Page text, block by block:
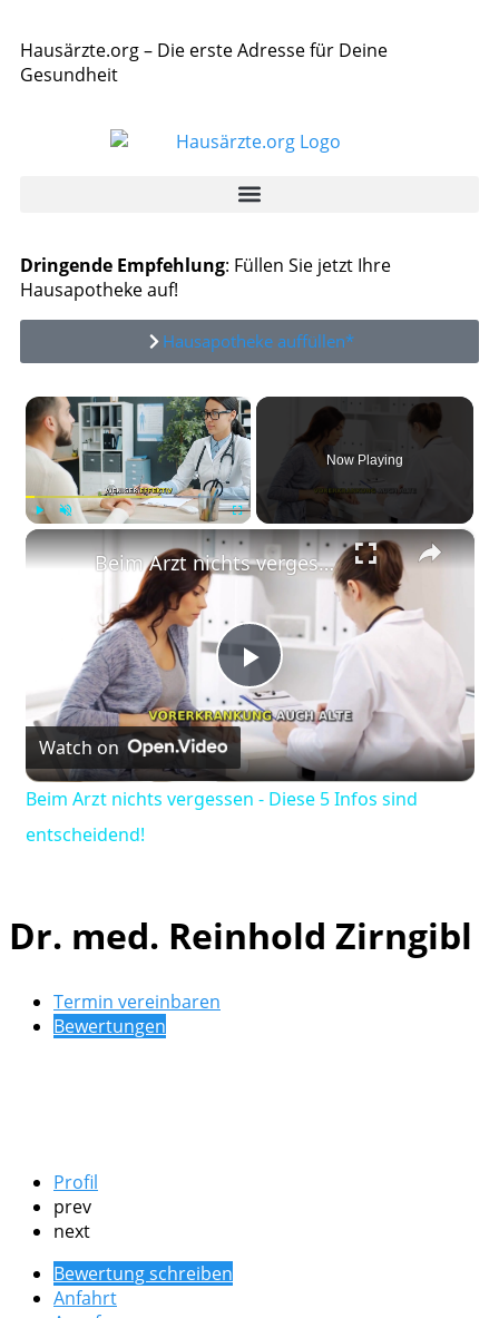
Hausärzte.org – Die erste Adresse für Deine
Gesundheit
Dringende Empfehlung: Füllen Sie jetzt Ihre
Hausapotheke auf!
Hausapotheke auffüllen*
×
Now Playing
×
Play
Video
Beim Arzt nichts vergessen - Diese 5 Infos sind entscheidend!
Watch on
Beim Arzt nichts vergessen - Diese 5 Infos sind
entscheidend!
Dr. med. Reinhold Zirngibl
Termin vereinbaren
Bewertungen
Profil
prev
next
Bewertung schreiben
Anfahrt